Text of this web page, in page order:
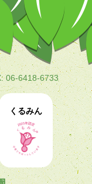
06-6418-6733
くるみん